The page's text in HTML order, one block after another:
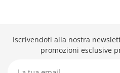
Iscrivendoti alla nostra
promozioni esclusive